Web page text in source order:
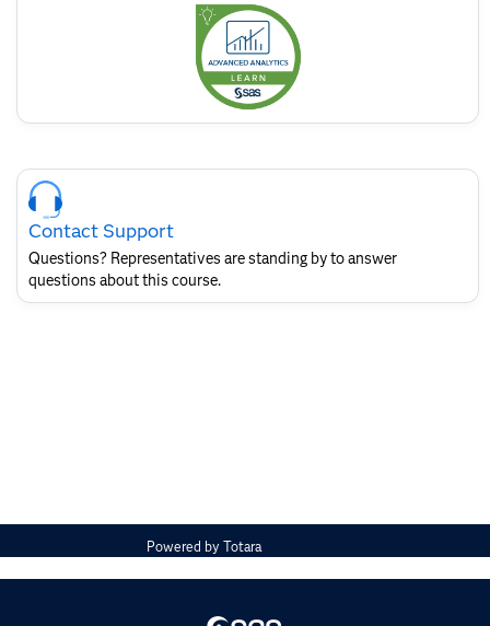
Skip
Course
Contact
SAS
Layout
Contact Support
Questions? Representatives are standing by to answer
questions about this course.
Powered byTotara